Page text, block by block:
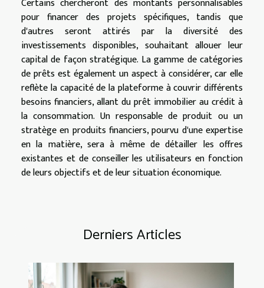
pour financer des projets spécifiques, tandis que
d'autres seront attirés par la diversité des
investissements disponibles, souhaitant allouer leur
capital de façon stratégique. La gamme de catégories
de prêts est également un aspect à considérer, car elle
reflète la capacité de la plateforme à couvrir différents
besoins financiers, allant du prêt immobilier au crédit à
la consommation. Un responsable de produit ou un
stratège en produits financiers, pourvu d'une expertise
en la matière, sera à même de détailler les offres
existantes et de conseiller les utilisateurs en fonction
de leurs objectifs et de leur situation économique.
Derniers Articles